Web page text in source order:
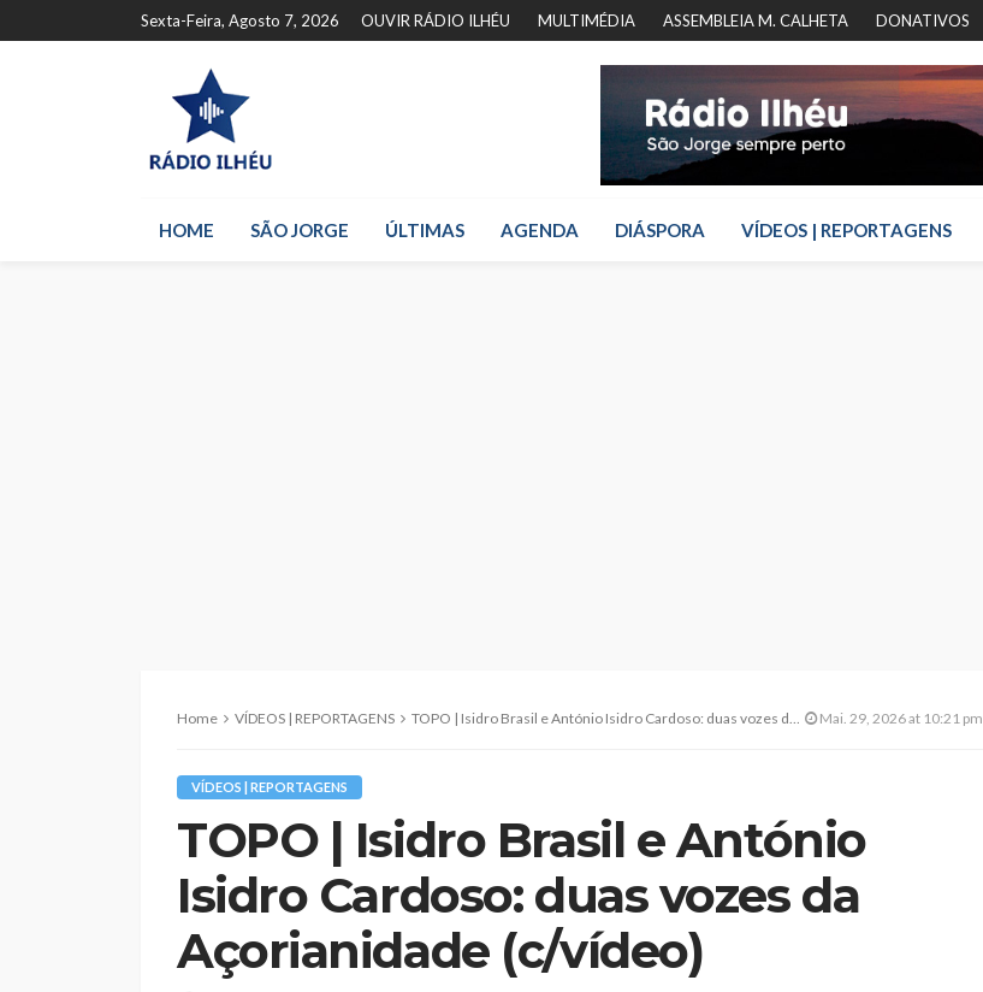
Sexta-Feira, Agosto 7, 2026 OUVIR RÁDIO ILHÉU MULTIMÉDIA ASSEMBLEIA M. CALHETA DONATIVOS
HOME SÃO JORGE ÚLTIMAS AGENDA DIÁSPORA VÍDEOS | REPORTAGENS
Home VÍDEOS | REPORTAGENS TOPO | Isidro Brasil e António Isidro Cardoso: duas vozes da Açorianidade (c/vídeo) Mai. 29, 2026 at 10:21 pm
VÍDEOS | REPORTAGENS
TOPO | Isidro Brasil e António
Isidro Cardoso: duas vozes da
Açorianidade (c/vídeo)